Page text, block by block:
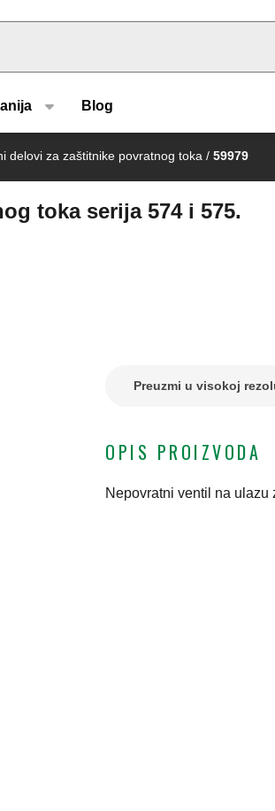
Blog
delovi za zaštitnike povratnog toka / 59979
toka serija 574 i 575.
Preuzmi u visokoj
OPIS PROIZVODA
Nepovratni ventil na ulazu